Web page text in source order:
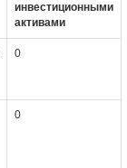
инвестиционными
активами
0
0